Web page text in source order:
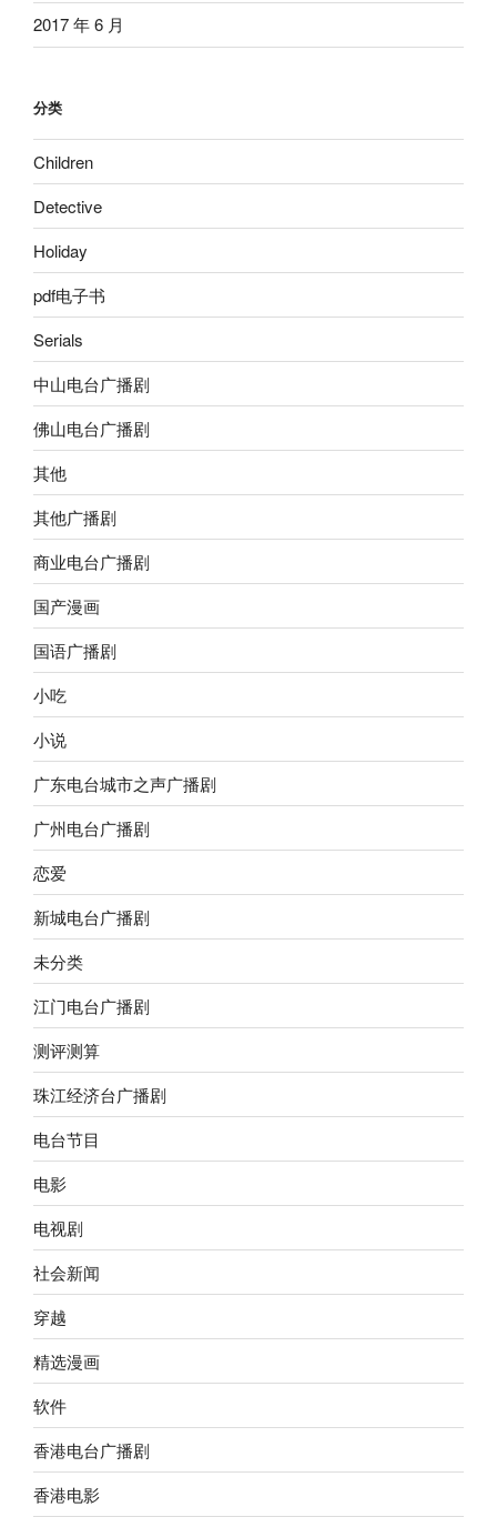
2017 年 6 月
分类
Children
Detective
Holiday
pdf电子书
Serials
中山电台广播剧
佛山电台广播剧
其他
其他广播剧
商业电台广播剧
国产漫画
国语广播剧
小吃
小说
广东电台城市之声广播剧
广州电台广播剧
恋爱
新城电台广播剧
未分类
江门电台广播剧
测评测算
珠江经济台广播剧
电台节目
电影
电视剧
社会新闻
穿越
精选漫画
软件
香港电台广播剧
香港电影